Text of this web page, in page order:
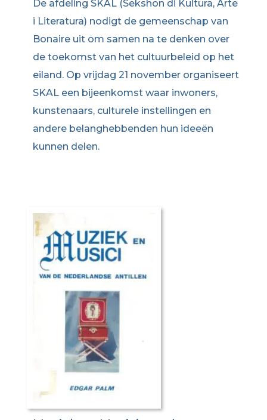
De afdeling SKAL (Sekshon di Kultura, Arte
i Literatura) nodigt de gemeenschap van
Bonaire uit om samen na te denken over
de toekomst van het cultuurbeleid op het
eiland. Op vrijdag 21 november organiseert
SKAL een bijeenkomst waar inwoners,
kunstenaars, culturele instellingen en
andere belanghebbenden hun ideeën
kunnen delen.